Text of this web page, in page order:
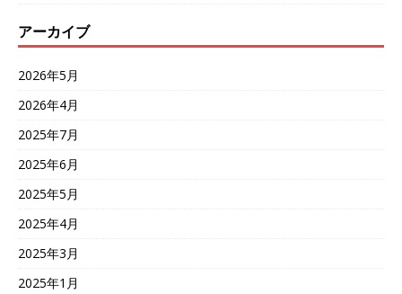
アーカイブ
2026年5月
2026年4月
2025年7月
2025年6月
2025年5月
2025年4月
2025年3月
2025年1月